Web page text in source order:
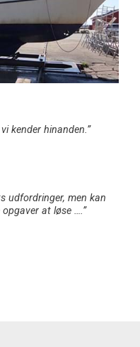
kender hinanden.”
udfordringer, men kan
at løse ….”